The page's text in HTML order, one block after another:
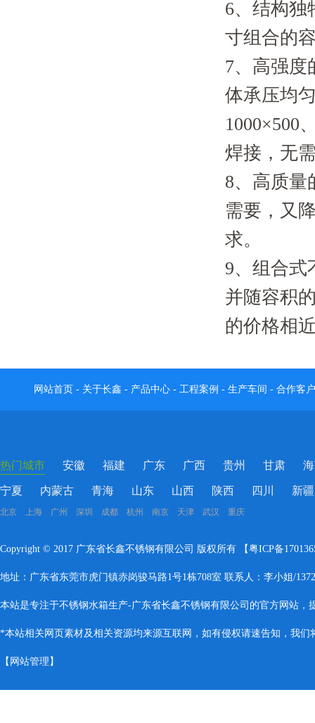
6、结构独
寸组合的
7、高强度
体承压均
1000×500
焊接，无
8、高质量
需要，又
求。
9、组合式
并随容积
的价格相
网站首页 - 关于长鑫 - 产品中心 - 工程案例 - 生产车间 - 合作客户
热门城市 安徽 福建 广东 广西 贵州 甘肃
宁夏 内蒙古 青海 山东 山西 陕西 四川 新疆
北京 上海 广州 深圳 成都 杭州 南京 天津 武汉 重庆
Copyright © 2017 广东省长鑫不锈钢有限公司 版权所有 【粤ICP备
地址：广东省东莞市虎门镇赤岗骏马路1号1栋708室 联系人：李小姐/
本站是专注于不锈钢水箱生产-广东省长鑫不锈钢有限公司的官方网站，
*本站相关网页素材及相关资源均来源互联网，如有侵权请速告知，我们
【 网站管理 】